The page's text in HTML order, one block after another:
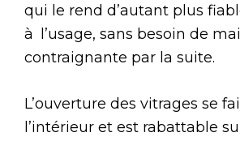
qui le rend d’autant plus
à l’usage, sans besoin de
contraignante par la suite.
L’ouverture des vitrages se
l’intérieur et est rabattable